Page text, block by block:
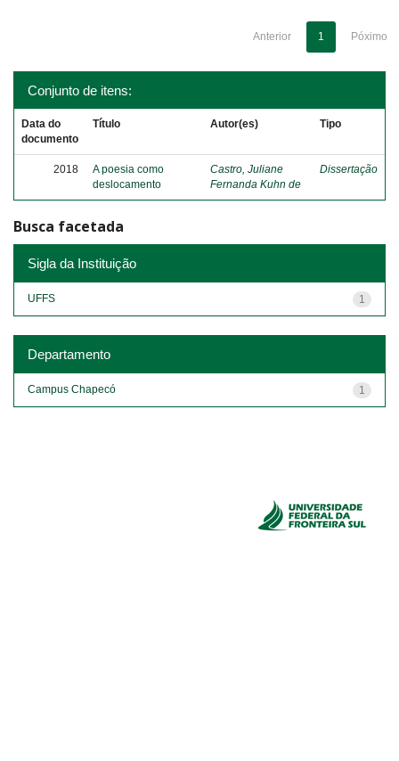
Anterior 1 Póximo
Conjunto de itens:
Data do
documento
Título Autor(es) Tipo
2018
A poesia como
deslocamento
Castro, Juliane
Fernanda Kuhn de
Dissertação
Busca facetada
Sigla da Instituição
1
UFFS
Departamento
1
Campus Chapecó